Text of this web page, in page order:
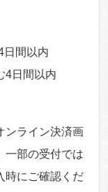
日間以内
4日間以内
ンライン決済画
一部の受付では
時にご確認くだ